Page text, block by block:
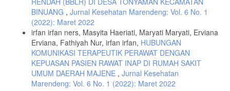
Pandemik Covid-19. JUARA: Jurnal Wahana Abdimas Sejahtera, 2(1),
9. https://doi.org/10.25105/juara.v2i1.8267
Medelin, F., & Merylin, P. (2020). The Relationship of Screen Time
and Asthenopia Among Computer Science Students Universitas
Klabat. Revista Nutrix, 01–06.
Munif, A. (2020). Hubungan Kelainan Refraksi Mata, Durasi, Dan
Jarak Penggunaan Laptop Dengan Keluhan Kelelahan Mata Pada
Mahasiswa Psskpd Angkatan 2017-2018 Universitas Udayana. Jurnal
Medika Udayana, 9(9), 18–25.
BINUANG , Jurnal Kesehatan Marendeng: Vol. 6 No. 1
(2022): Maret 2022
irfan irfan ners, Masyita Haeriati, Maryati Maryati, Erviana
Erviana, Fathiyah Nur, irfan irfan, HUBUNGAN
KOMUNIKASI TERAPEUTIK PERAWAT DENGAN
KEPUASAN PASIEN RAWAT INAP DI RUMAH SAKIT
UMUM DAERAH MAJENE , Jurnal Kesehatan
Marendeng: Vol. 6 No. 1 (2022): Maret 2022